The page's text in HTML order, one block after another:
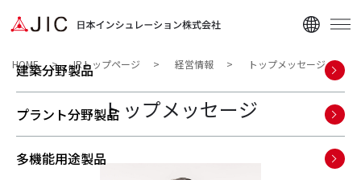
建築分野製品
プラント分野製品
多機能用途製品
HOME IRトップページ 経営情報 トップメッセージ
トップメッセージ